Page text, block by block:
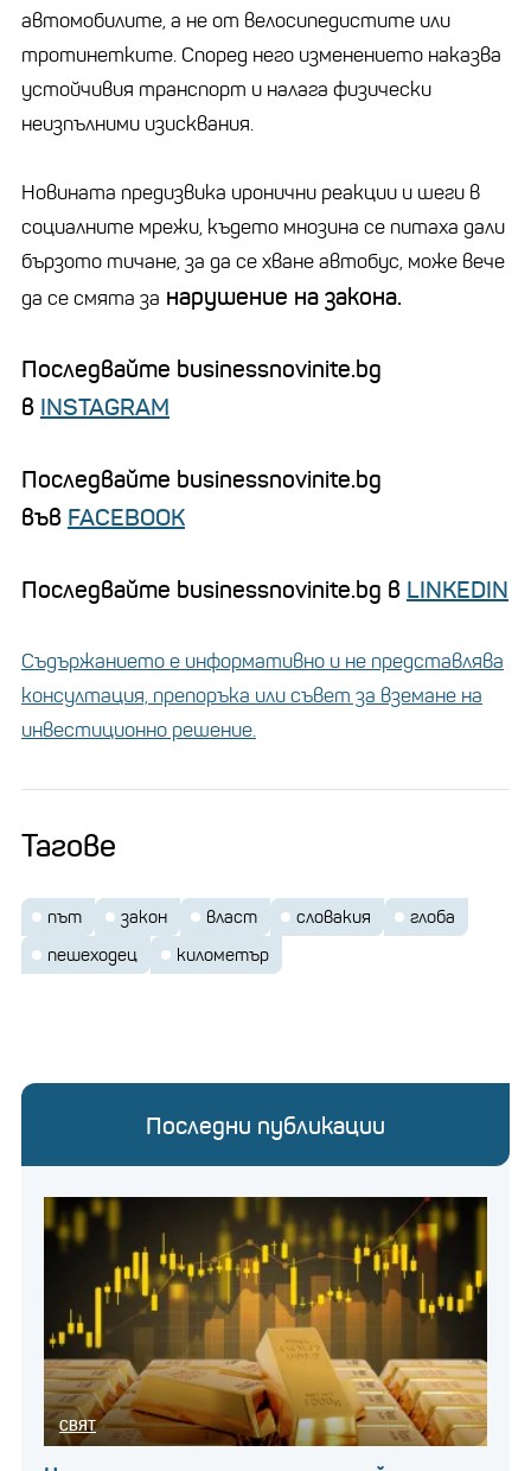
автомобилите, а не от велосипедистите или
тротинетките. Според него изменението наказва
устойчивия транспорт и налага физически
неизпълними изисквания.
Новината предизвика иронични реакции и шеги в
социалните мрежи, където мнозина се питаха дали
бързото тичане, за да се хване автобус, може вече
да се смята за нарушение на закона.
Последвайте businessnovinite.bg
в INSTAGRAM
Последвайте businessnovinite.bg
във FACEBOOK
Последвайте businessnovinite.bg в LINKEDIN
Съдържанието е информативно и не представлява
консултация, препоръка или съвет за вземане на
инвестиционно решение.
Тагове
път закон власт словакия
глоба
пешеходец
километър
Последни публикации
СВЯТ